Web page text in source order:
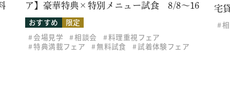
ア】豪華特典×特別メニュー試食 8/8～16
おすすめ
限定
会場見学
相談会
料理重視フェア
特典満載フェア
無料試食 試着体験フェア
宅